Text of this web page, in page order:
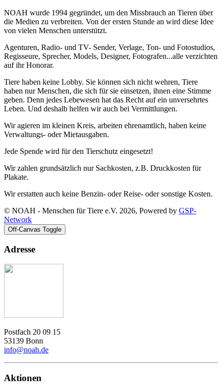
NOAH wurde 1994 gegründet, um den Missbrauch an Tieren über
die Medien zu verbreiten. Von der ersten Stunde an wird diese Idee
von vielen Menschen unterstützt.
Agenturen, Radio- und TV- Sender, Verlage, Ton- und Fotostudios,
Regisseure, Sprecher, Models, Designer, Fotografen...alle verzichten
auf ihr Honorar.
Tiere haben keine Lobby. Sie können sich nicht wehren, Tiere
haben nur Menschen, die sich für sie einsetzen, ihnen eine Stimme
geben. Denn jedes Lebewesen hat das Recht auf ein unversehrtes
Leben. Und deshalb helfen wir auch bei Vermittlungen.
Wir agieren im kleinen Kreis, arbeiten ehrenamtlich, haben keine
Verwaltungs- oder Mietausgaben.
Jede Spende wird für den Tierschutz eingesetzt!
Wir zahlen grundsätzlich nur Sachkosten, z.B. Druckkosten für
Plakate.
Wir erstatten auch keine Benzin- oder Reise- oder sonstige Kosten.
© NOAH - Menschen für Tiere e.V. 2026, Powered by GSP-
Network
Off-Canvas Toggle
Adresse
Postfach 20 09 15
53139 Bonn
info@noah.de
Aktionen